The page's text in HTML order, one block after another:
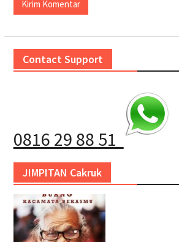
Contact Support
0816 29 88 51
JIMPITAN Cakruk